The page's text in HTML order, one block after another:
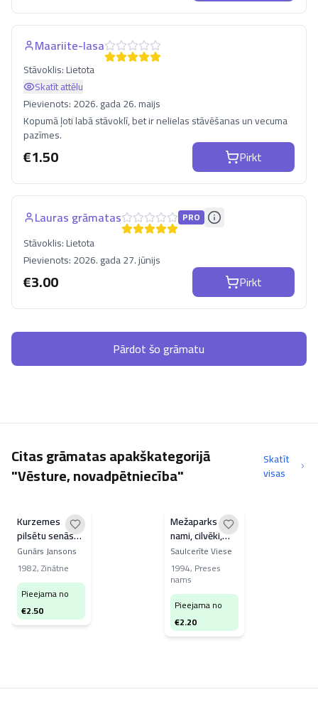
Maariite-lasa
Stāvoklis:Lietota
Skatīt attēlu
Pievienots:2026. gada 26. maijs
Kopumā ļoti labā stāvoklī, bet ir nelielas stāvēšanas un vecuma
pazīmes.
€1.50 Pirkt
Lauras grāmatas PRO
Stāvoklis:Lietota
Pievienots:2026. gada 27. jūnijs
€3.00 Pirkt
Pārdot šo grāmatu
Citas grāmatas apakškategorijā
"Vēsture, novadpētniecība"
Skatīt
visas
Kurzemes
pilsētu senās
koka ēkas
Gunārs Jansons
1982,Zinātne
Pieejama no
€2.50
Mežaparks -
nami, cilvēki,
likteņi
Saulcerīte Viese
1994, Preses
nams
Pieejama no
€2.20